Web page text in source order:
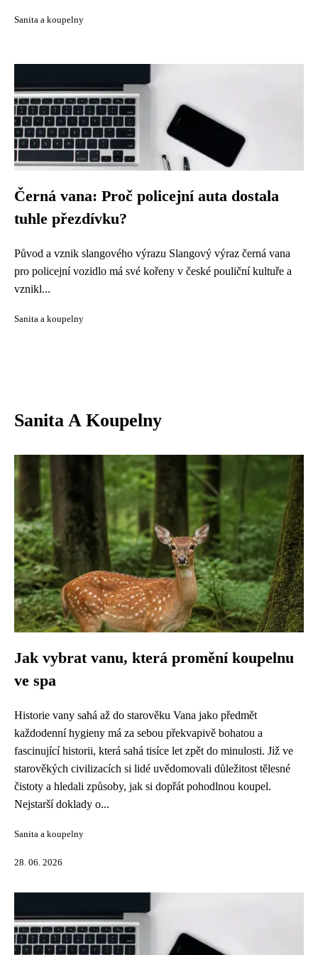
Sanita a koupelny
Černá vana: Proč policejní auta dostala
tuhle přezdívku?
Původ a vznik slangového výrazu Slangový výraz černá vana
pro policejní vozidlo má své kořeny v české pouliční kultuře a
vznikl...
Sanita a koupelny
Sanita A Koupelny
Jak vybrat vanu, která promění koupelnu
ve spa
Historie vany sahá až do starověku Vana jako předmět
každodenní hygieny má za sebou překvapivě bohatou a
fascinující historii, která sahá tisíce let zpět do minulosti. Již ve
starověkých civilizacích si lidé uvědomovali důležitost tělesné
čistoty a hledali způsoby, jak si dopřát pohodlnou koupel.
Nejstarší doklady o...
Sanita a koupelny
28. 06. 2026